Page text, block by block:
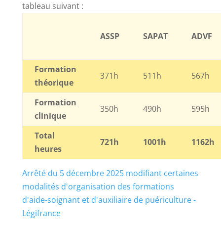
tableau suivant :
ASSP SAPAT ADVF
Formation
théorique
371h 511h 567h
Formation
clinique
350h 490h 595h
Total
heures
721h 1001h 1162h
Arrêté du 5 décembre 2025 modifiant certaines
modalités d'organisation des formations
d'aide-soignant et d'auxiliaire de puériculture -
Légifrance